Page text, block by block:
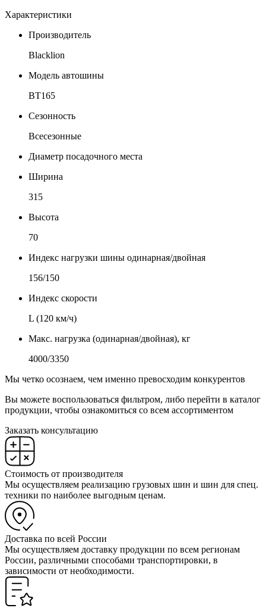
Характеристики
Производитель
Blacklion
Модель автошины
BT165
Сезонность
Всесезонные
Диаметр посадочного места
Ширина
315
Высота
70
Индекс нагрузки шины одинарная/двойная
156/150
Индекс скорости
L (120 км/ч)
Макс. нагрузка (одинарная/двойная), кг
4000/3350
Мы четко осознаем, чем именно превосходим конкурентов
Вы можете воспользоваться фильтром, либо перейти в каталог
продукции, чтобы ознакомиться со всем ассортиментом
Заказать консультацию
Стоимость от производителя
Мы осуществляем реализацию грузовых шин и шин для спец.
техники по наиболее выгодным ценам.
Доставка по всей России
Мы осуществляем доставку продукции по всем регионам
России, различными способами транспортировки, в
зависимости от необходимости.